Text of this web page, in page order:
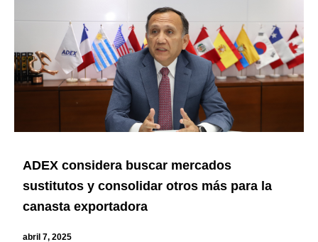
ADEX considera buscar mercados
sustitutos y consolidar otros más para la
canasta exportadora
abril 7, 2025